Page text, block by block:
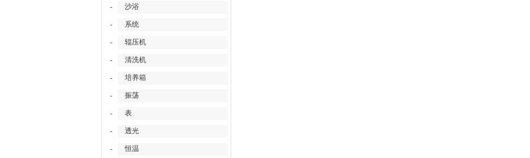
- 沙浴
- 系统
- 辊压机
- 清洗机
- 培养箱
- 振荡
- 表
- 透光
- 恒温